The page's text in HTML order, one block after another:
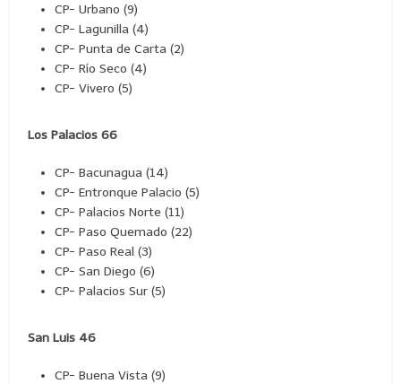
CP- Urbano (9)
CP- Lagunilla (4)
CP- Punta de Carta (2)
CP- Río Seco (4)
CP- Vivero (5)
Los Palacios 66
CP- Bacunagua (14)
CP- Entronque Palacio (5)
CP- Palacios Norte (11)
CP- Paso Quemado (22)
CP- Paso Real (3)
CP- San Diego (6)
CP- Palacios Sur (5)
San Luis 46
CP- Buena Vista (9)